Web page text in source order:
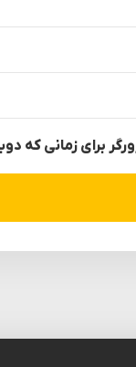
برای زمانی که